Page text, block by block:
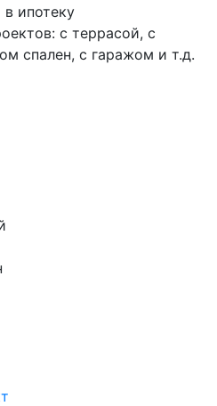
ипотеку
с террасой, с
спален, с гаражом и т.д.